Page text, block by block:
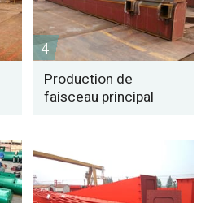
4
Production de
faisceau principal